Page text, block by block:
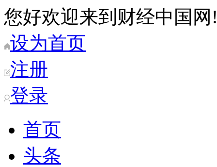
您好欢迎来到财经中国网
设为首页
注册
登录
首页
头条